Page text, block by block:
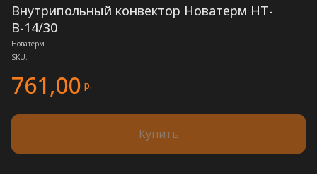
Внутрипольный конвектор Новатерм НТ-
В-14/30
Новатерм
SKU:
761,00 р.
Купить